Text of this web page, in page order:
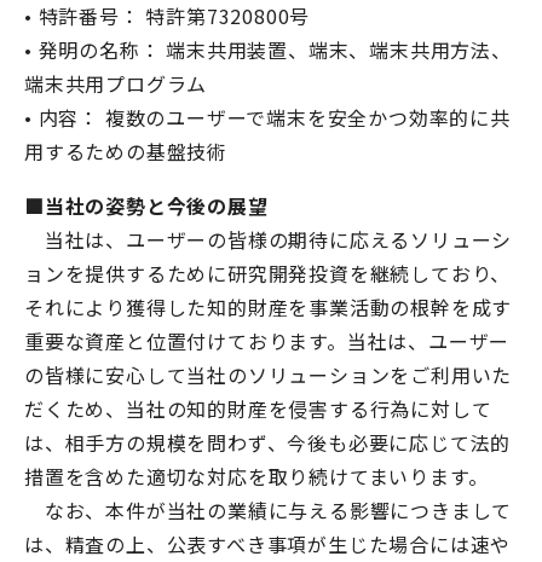
• 特許番号： 特許第7320800号
• 発明の名称： 端末共用装置、端末、端末共用方法、
端末共用プログラム
• 内容： 複数のユーザーで端末を安全かつ効率的に共
用するための基盤技術
■当社の姿勢と今後の展望
当社は、ユーザーの皆様の期待に応えるソリューシ
ョンを提供するために研究開発投資を継続しており、
それにより獲得した知的財産を事業活動の根幹を成す
重要な資産と位置付けております。当社は、ユーザー
の皆様に安心して当社のソリューションをご利用いた
だくため、当社の知的財産を侵害する行為に対して
は、相手方の規模を問わず、今後も必要に応じて法的
措置を含めた適切な対応を取り続けてまいります。
なお、本件が当社の業績に与える影響につきまして
は、精査の上、公表すべき事項が生じた場合には速や